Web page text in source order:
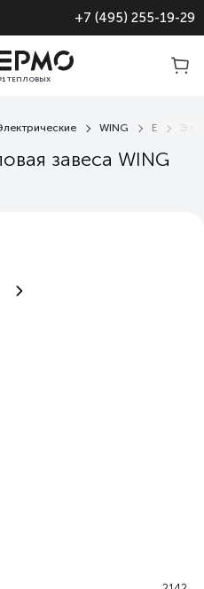
+7 (495) 255-19-29
ТЕПЛОВЫХ
WING E
завеса WING